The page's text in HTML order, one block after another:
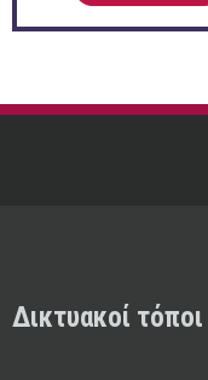
Δικτυακοί τόποι